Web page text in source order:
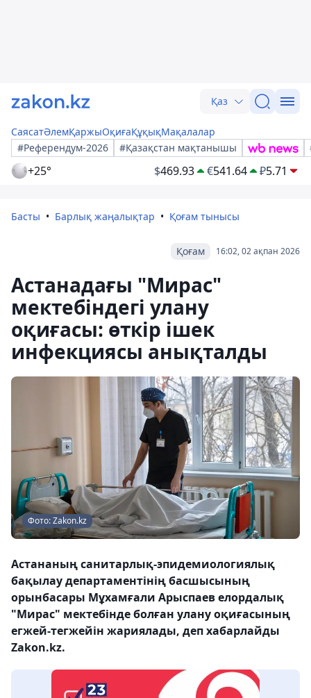
Қаз
СаясатӘлемҚаржыОқиғаҚұқықМақалалар
#Референдум-2026
#Қазақстан мақтанышы
+25° $469.93 €541.64 ₽5.71
Басты Барлық жаңалықтар Қоғам тынысы
16:02, 02 ақпан 2026
Қоғам
Астанадағы "Мирас"
мектебіндегі улану
оқиғасы: өткір ішек
инфекциясы анықталды
Фото: Zakon.kz
Астананың санитарлық-эпидемиологиялық
бақылау департаментінің басшысының
орынбасары Мұхамғали Арыспаев елордалық
"Мирас" мектебінде болған улану оқиғасының
егжей-тегжейін жариялады, деп хабарлайды
Zakon.kz.